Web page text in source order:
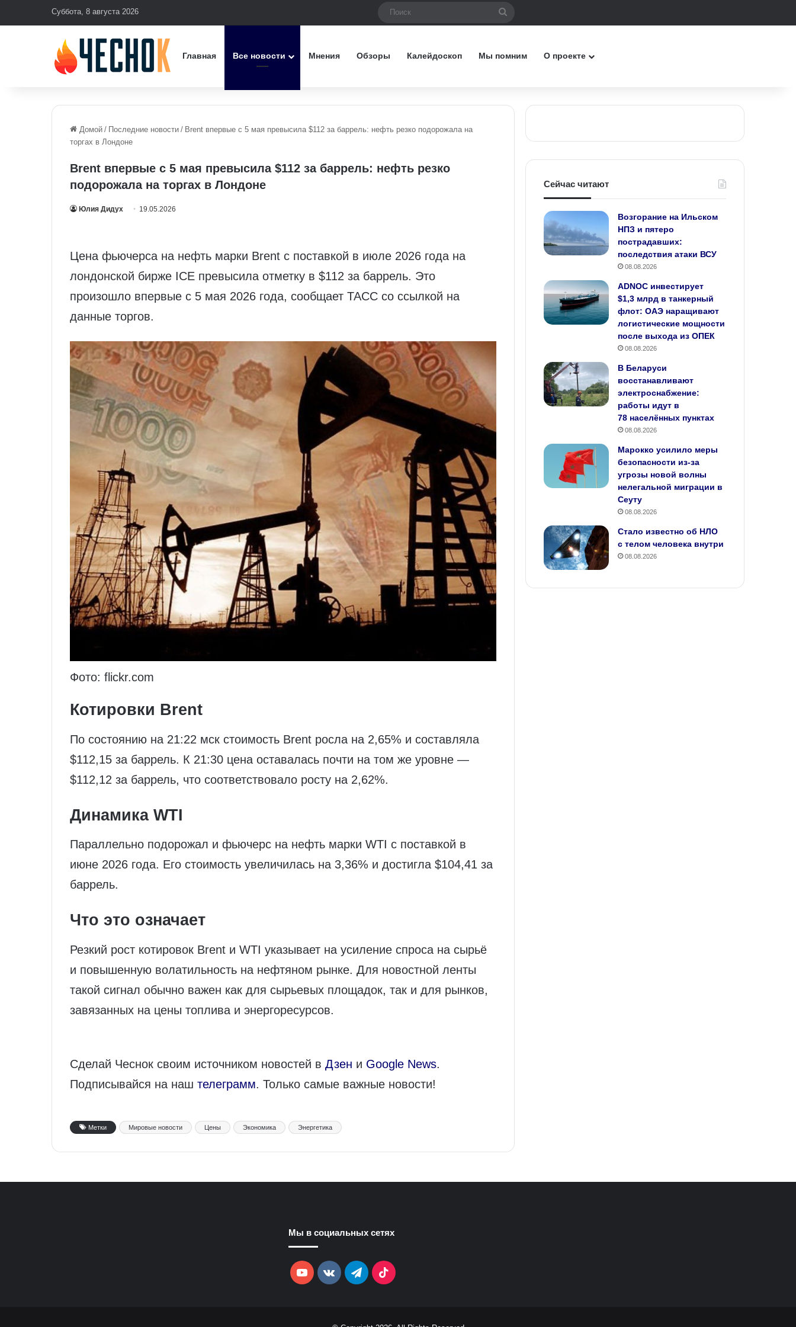
Суббота, 8 августа 2026
Главная Все новости Мнения Обзоры Калейдоскоп Мы помним О проекте
Домой / Последние новости / Brent впервые с 5 мая превысила $112 за баррель: нефть резко подорожала на
торгах в Лондоне
Brent впервые с 5 мая превысила $112 за баррель: нефть резко
подорожала на торгах в Лондоне
Юлия Дидух 19.05.2026
Цена фьючерса на нефть марки Brent с поставкой в июле 2026 года на
лондонской бирже ICE превысила отметку в $112 за баррель. Это
произошло впервые с 5 мая 2026 года, сообщает ТАСС со ссылкой на
данные торгов.
Фото: flickr.com
Котировки Brent
По состоянию на 21:22 мск стоимость Brent росла на 2,65% и составляла
$112,15 за баррель. К 21:30 цена оставалась почти на том же уровне —
$112,12 за баррель, что соответствовало росту на 2,62%.
Динамика WTI
Параллельно подорожал и фьючерс на нефть марки WTI с поставкой в
июне 2026 года. Его стоимость увеличилась на 3,36% и достигла $104,41 за
баррель.
Что это означает
Резкий рост котировок Brent и WTI указывает на усиление спроса на сырьё
и повышенную волатильность на нефтяном рынке. Для новостной ленты
такой сигнал обычно важен как для сырьевых площадок, так и для рынков,
завязанных на цены топлива и энергоресурсов.
Сделай Чеснок своим источником новостей в Дзен и Google News.
Подписывайся на наш телеграмм. Только самые важные новости!
Метки Мировые новости Цены Экономика Энергетика
Сейчас читают
Возгорание на Ильском
НПЗ и пятеро
пострадавших:
последствия атаки ВСУ
08.08.2026
ADNOC инвестирует
$1,3 млрд в танкерный
флот: ОАЭ наращивают
логистические мощности
после выхода из ОПЕК
08.08.2026
В Беларуси
восстанавливают
электроснабжение:
работы идут в
78 населённых пунктах
08.08.2026
Марокко усилило меры
безопасности из‑за
угрозы новой волны
нелегальной миграции в
Сеуту
08.08.2026
Стало известно об НЛО
с телом человека внутри
08.08.2026
Мы в социальных сетях
YouTubevk.comTelegramTikTok